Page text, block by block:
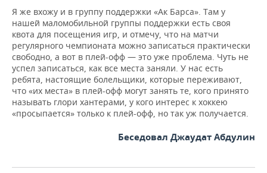
Я же вхожу и в группу поддержки «Ак Барса». Там у
нашей маломобильной группы поддержки есть своя
квота для посещения игр, и отмечу, что на матчи
регулярного чемпионата можно записаться практически
свободно, а вот в плей-офф — это уже проблема. Чуть не
успел записаться, как все места заняли. У нас есть
ребята, настоящие болельщики, которые переживают,
что «их места» в плей-офф могут занять те, кого принято
называть глори хантерами, у кого интерес к хоккею
«просыпается» только к плей-офф, но так уж получается.
Беседовал Джаудат Абдулин